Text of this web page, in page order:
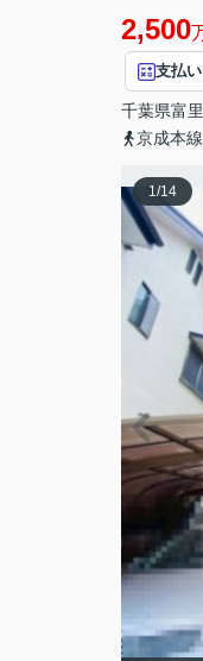
2,500
支払
千葉県富
京成本
1/14